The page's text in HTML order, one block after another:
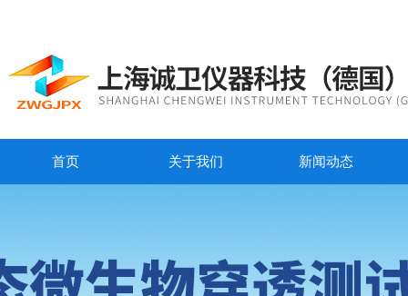
首页 关于我们 新闻动态